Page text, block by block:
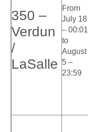
350 –
Verdun
/
LaSalle
From
July 18
– 00:01
to
August
5 –
23:59